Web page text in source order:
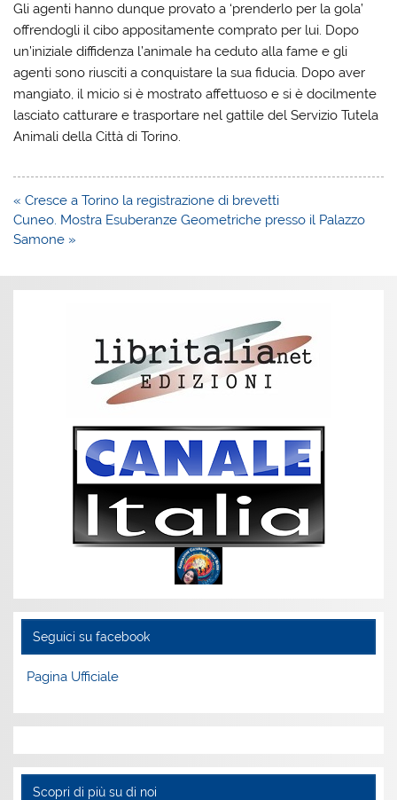
Gli agenti hanno dunque provato a ‘prenderlo per la gola’
offrendogli il cibo appositamente comprato per lui. Dopo
un’iniziale diffidenza l’animale ha ceduto alla fame e gli
agenti sono riusciti a conquistare la sua fiducia. Dopo aver
mangiato, il micio si è mostrato affettuoso e si è docilmente
lasciato catturare e trasportare nel gattile del Servizio Tutela
Animali della Città di Torino.
Navigazione
articoli
« Cresce a Torino la registrazione di brevetti
Cuneo. Mostra Esuberanze Geometriche presso il Palazzo
Samone »
Seguici su facebook
Pagina Ufficiale
Scopri di più su di noi